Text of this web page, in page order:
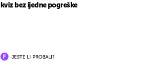
kviz bez ijedne pogreške
JESTE LI PROBALI?